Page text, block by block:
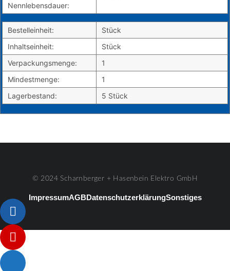
Nennlebensdauer:
Bestelleinheit:
Stück
Inhaltseinheit:
Stück
Verpackungsmenge:
1
Mindestmenge:
1
Lagerbestand:
5 Stück
© 2024 Scharnberger + Hasenbein Elektro GmbH
ImpressumAGBDatenschutzerklärungSonstiges
Listenelement #1
Listenelement